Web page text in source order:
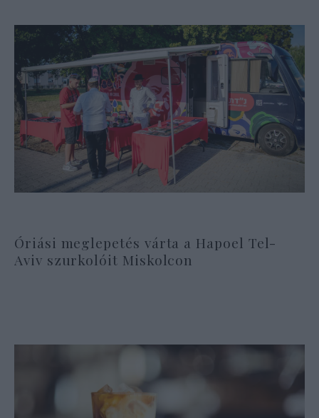
Óriási meglepetés várta a Hapoel Tel-
Aviv szurkolóit Miskolcon